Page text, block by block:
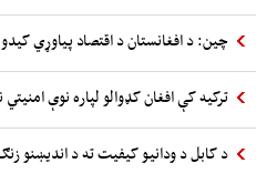
چین: د افغانستان د اقتصاد پیاوړي
ترکیه کې افغان کډوالو لپاره نوې امنیتي
د کابل د ودانیو کیفیت ته د اندیښنو